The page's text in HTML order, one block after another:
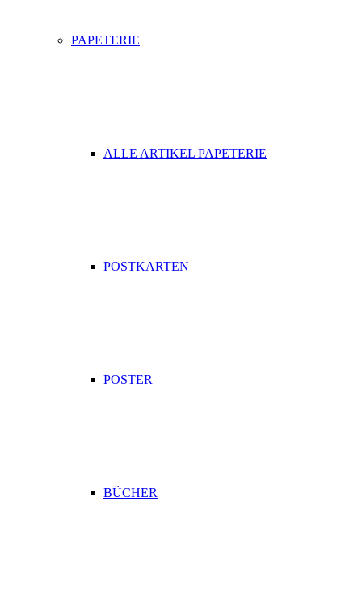
PAPETERIE
ALLE ARTIKEL PAPETERIE
POSTKARTEN
POSTER
BÜCHER